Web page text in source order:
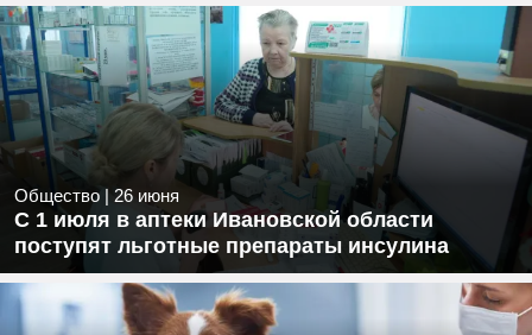
Общество | 26 июня
С 1 июля в аптеки Ивановской области
поступят льготные препараты инсулина